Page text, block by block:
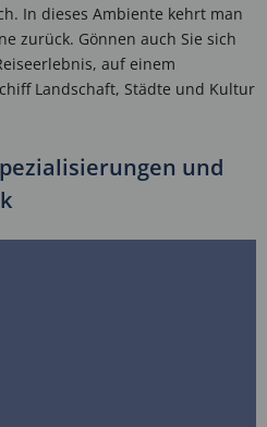
In dieses Ambiente kehrt man
zurück. Gönnen auch Sie sich
auf einem
Landschaft, Städte und Kultur
und